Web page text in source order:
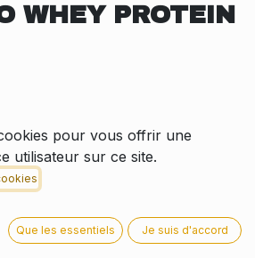
WHEY PROTEIN
le produit est de nouveau en
pour vous offrir une
utilisateur sur ce site.
Que les essentiels Je suis d'accord